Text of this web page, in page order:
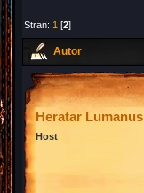
Stran: 1 [2]
Autor
Heratar Lumanus
Host